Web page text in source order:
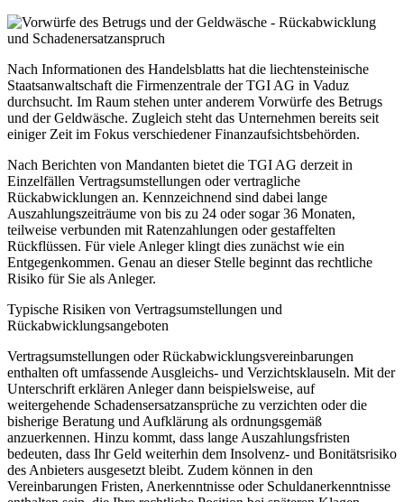
Nach Informationen des Handelsblatts hat die liechtensteinische
Staatsanwaltschaft die Firmenzentrale der TGI AG in Vaduz
durchsucht. Im Raum stehen unter anderem Vorwürfe des Betrugs
und der Geldwäsche. Zugleich steht das Unternehmen bereits seit
einiger Zeit im Fokus verschiedener Finanzaufsichtsbehörden.
Nach Berichten von Mandanten bietet die TGI AG derzeit in
Einzelfällen Vertragsumstellungen oder vertragliche
Rückabwicklungen an. Kennzeichnend sind dabei lange
Auszahlungszeiträume von bis zu 24 oder sogar 36 Monaten,
teilweise verbunden mit Ratenzahlungen oder gestaffelten
Rückflüssen. Für viele Anleger klingt dies zunächst wie ein
Entgegenkommen. Genau an dieser Stelle beginnt das rechtliche
Risiko für Sie als Anleger.
Typische Risiken von Vertragsumstellungen und
Rückabwicklungsangeboten
Vertragsumstellungen oder Rückabwicklungsvereinbarungen
enthalten oft umfassende Ausgleichs- und Verzichtsklauseln. Mit der
Unterschrift erklären Anleger dann beispielsweise, auf
weitergehende Schadensersatzansprüche zu verzichten oder die
bisherige Beratung und Aufklärung als ordnungsgemäß
anzuerkennen. Hinzu kommt, dass lange Auszahlungsfristen
bedeuten, dass Ihr Geld weiterhin dem Insolvenz- und Bonitätsrisiko
des Anbieters ausgesetzt bleibt. Zudem können in den
Vereinbarungen Fristen, Anerkenntnisse oder Schuldanerkenntnisse